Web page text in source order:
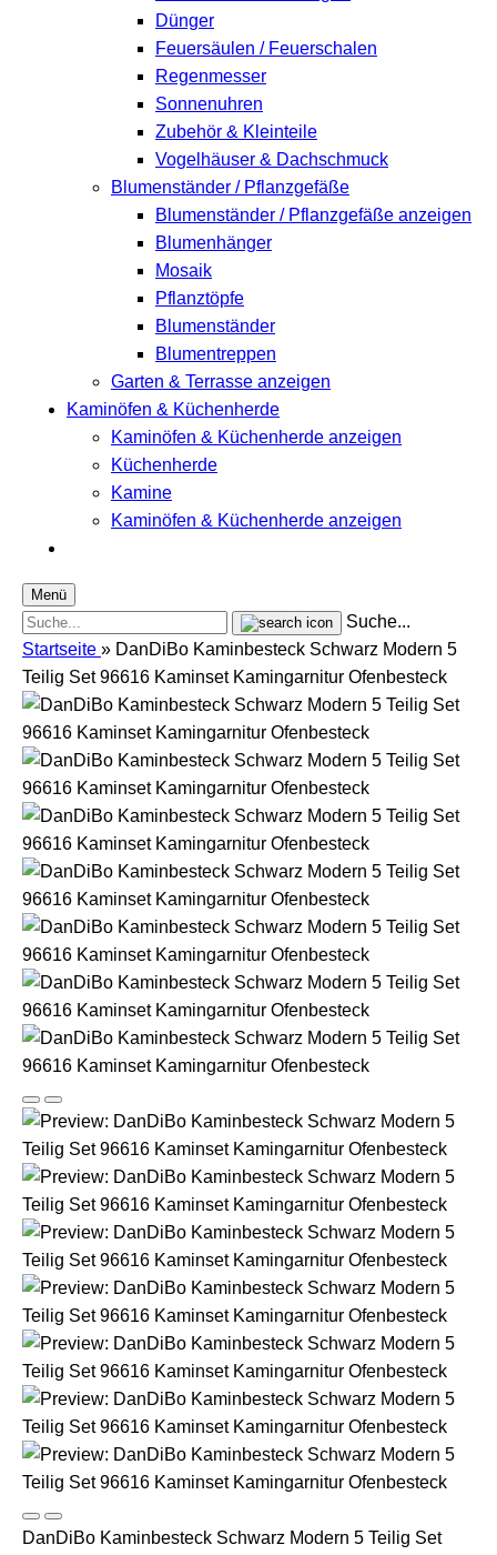
Dünger
Feuersäulen / Feuerschalen
Regenmesser
Sonnenuhren
Zubehör & Kleinteile
Vogelhäuser & Dachschmuck
Blumenständer / Pflanzgefäße
Blumenständer / Pflanzgefäße anzeigen
Blumenhänger
Mosaik
Pflanztöpfe
Blumenständer
Blumentreppen
Garten & Terrasse anzeigen
Kaminöfen & Küchenherde
Kaminöfen & Küchenherde anzeigen
Küchenherde
Kamine
Kaminöfen & Küchenherde anzeigen
Menü
Suche...
Startseite » DanDiBo Kaminbesteck Schwarz Modern 5
Teilig Set 96616 Kaminset Kamingarnitur Ofenbesteck
DanDiBo Kaminbesteck Schwarz Modern 5 Teilig Set